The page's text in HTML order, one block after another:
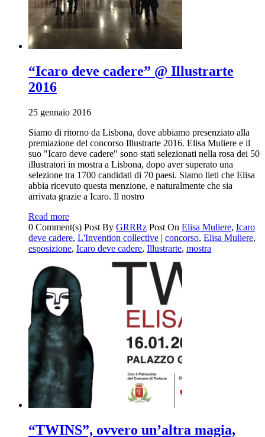
“Icaro deve cadere” @ Illustrarte
2016
25 gennaio 2016
Siamo di ritorno da Lisbona, dove abbiamo presenziato alla
premiazione del concorso Illustrarte 2016. Elisa Muliere e il
suo "Icaro deve cadere" sono stati selezionati nella rosa dei 50
illustratori in mostra a Lisbona, dopo aver superato una
selezione tra 1700 candidati di 70 paesi. Siamo lieti che Elisa
abbia ricevuto questa menzione, e naturalmente che sia
arrivata grazie a Icaro. Il nostro
Read more
0 Comment(s) Post By GRRRz Post On Elisa Muliere, Icaro
deve cadere, L'Invention collective | concorso, Elisa Muliere,
esposizione, Icaro deve cadere, Illustrarte, mostra
“TWINS”, ovvero un’altra magia,